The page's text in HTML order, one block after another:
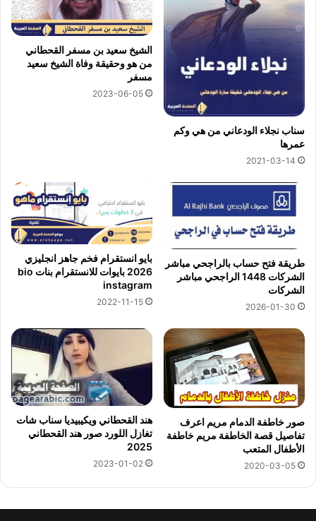
سناب نجلاء الودعاني من هي وكم
عمرها
2021-03-14
الشيخ سعيد بن مسفر القحطاني
من هو وحقيقة وفاة الشيخ سعيد
مسفر
2023-06-05
طريقة فتح حساب بالراجحي مباشر
الشركات 1448 الراجحي مباشر
الشركات
2026-01-30
بايو انستقرام فخم جاهز انجليزي
2026 بايوات للانستقرام بنات bio
instagram
2022-11-15
صور خاطفة الدمام مريم اعرف
تفاصيل قصة الخاطفة مريم خاطفة
الأطفال المتعب
2020-03-05
هند القحطاني ويكيبيديا سناب شات
تغازل اللورد صور هند القحطاني
2025
2023-01-02